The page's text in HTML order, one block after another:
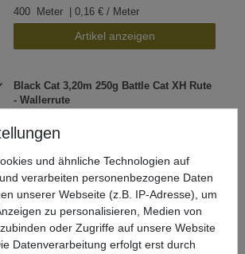
400 Meter | 0,16 € / Meter
Artikel anzeigen
Black Cat 3,20m 250g Battle Cat XH Rute
- Wallerrute
177,82 € *
In den Warenkorb
und ähnliche Technologien auf
verarbeiten personenbezogene Daten
unserer Webseite (z.B. IP-Adresse), um
zu personalisieren, Medien von
oder Zugriffe auf unsere Website
Datenverarbeitung erfolgt erst durch